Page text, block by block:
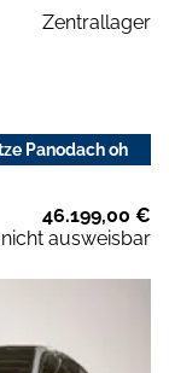
Zentrallager
Panodach oh
46.199,00 €
nicht ausweisbar